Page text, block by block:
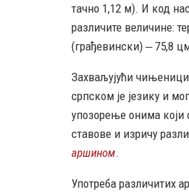
тачно 1,12 м). И код
различите величине:
(грађевински) ‒ 75,8
Захваљујући
српском је језику и
упозорење онима који
ставове и изричу
аршином.
Употреба различитих